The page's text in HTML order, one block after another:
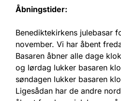
Åbningstider:
Benediktekirkens julebasar
november. Vi har åbent
Basaren åbner alle dage
og lørdag lukker basaren
søndagen lukker basaren
Ligesådan har de andre